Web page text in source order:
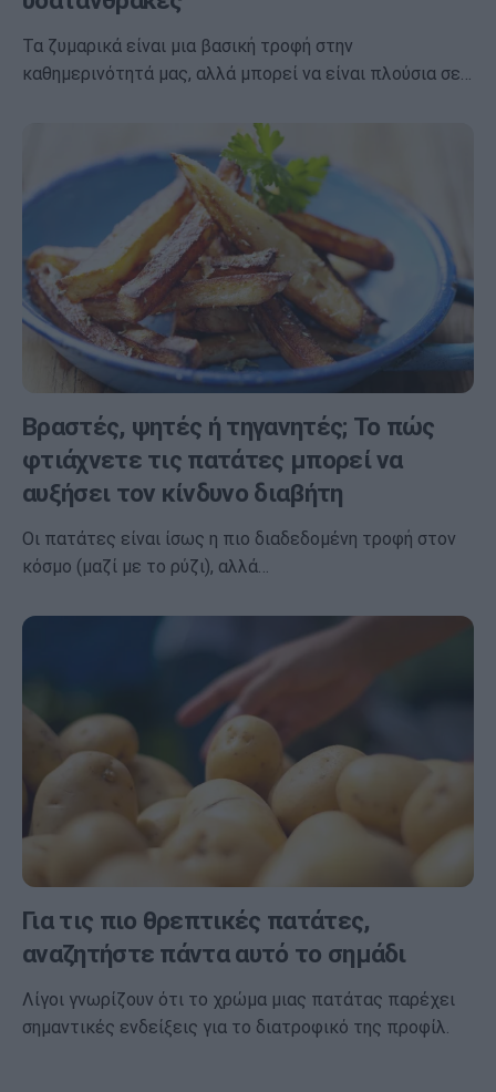
Τα ζυμαρικά είναι μια βασική τροφή στην
καθημερινότητά μας, αλλά μπορεί να είναι πλούσια σε…
Βραστές, ψητές ή τηγανητές; Το πώς
φτιάχνετε τις πατάτες μπορεί να
αυξήσει τον κίνδυνο διαβήτη
Οι πατάτες είναι ίσως η πιο διαδεδομένη τροφή στον
κόσμο (μαζί με το ρύζι), αλλά…
Για τις πιο θρεπτικές πατάτες,
αναζητήστε πάντα αυτό το σημάδι
Λίγοι γνωρίζουν ότι το χρώμα μιας πατάτας παρέχει
σημαντικές ενδείξεις για το διατροφικό της προφίλ.